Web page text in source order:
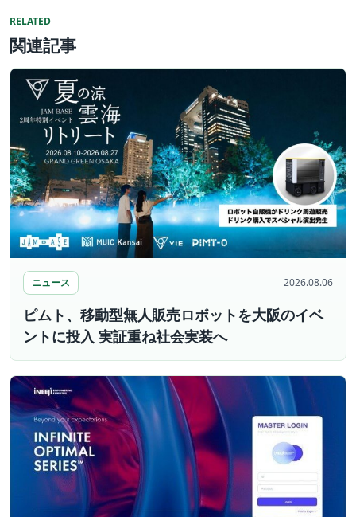
RELATED
関連記事
ニュース 2026.08.06
ピムト、移動型無人販売ロボットを大阪のイベ
ントに投入 実証重ね社会実装へ